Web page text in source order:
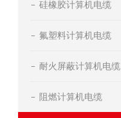
硅橡胶计算机电缆
氟塑料计算机电缆
耐火屏蔽计算机电缆
阻燃计算机电缆